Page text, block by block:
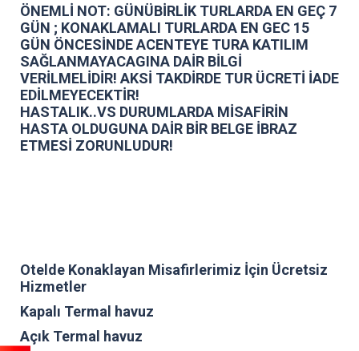
ÖNEMLİ NOT: GÜNÜBİRLİK TURLARDA EN GEÇ 7
GÜN ; KONAKLAMALI TURLARDA EN GEC 15
GÜN ÖNCESİNDE ACENTEYE TURA KATILIM
SAĞLANMAYACAGINA DAİR BİLGİ
VERİLMELİDİR! AKSİ TAKDİRDE TUR ÜCRETİ İADE
EDİLMEYECEKTİR!
HASTALIK..VS DURUMLARDA MİSAFİRİN
HASTA OLDUGUNA DAİR BİR BELGE İBRAZ
ETMESİ ZORUNLUDUR!
Otelde Konaklayan Misafirlerimiz İçin Ücretsiz
Hizmetler
Kapalı Termal havuz
Açık Termal havuz